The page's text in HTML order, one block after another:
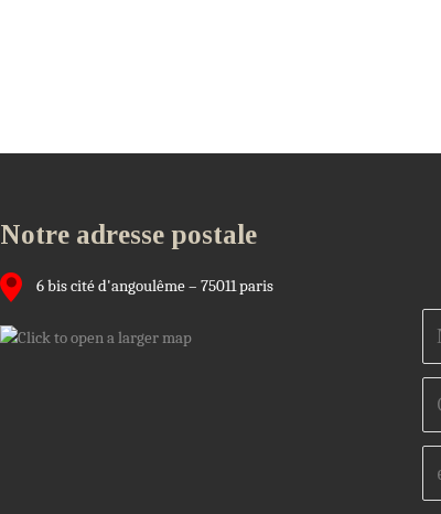
Notre adresse postale
6 bis cité d'angoulême – 75011 paris